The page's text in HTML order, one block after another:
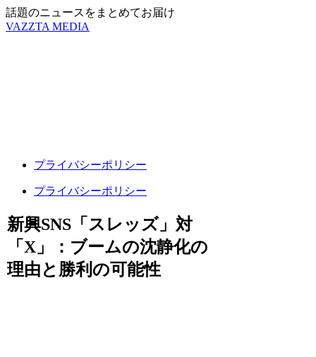
話題のニュースをまとめてお届け
VAZZTA MEDIA
プライバシーポリシー
プライバシーポリシー
新興SNS「スレッズ」対
「X」：ブームの沈静化の
理由と勝利の可能性